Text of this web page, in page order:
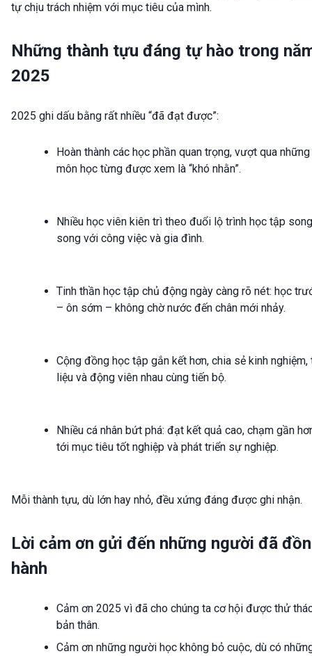
tự chịu trách nhiệm với mục tiêu của mình.
Những thành tựu đáng tự hào trong
2025
2025 ghi dấu bằng rất nhiều “đã đạt được”:
Hoàn thành các học phần quan trọng, vượt qua những
môn học từng được xem là “khó nhằn”.
Nhiều học viên kiên trì theo đuổi lộ trình học tập song
song với công việc và gia đình.
Tinh thần học tập chủ động ngày càng rõ nét: học
– ôn sớm – không chờ nước đến chân mới nhảy.
Cộng đồng học tập gắn kết hơn, chia sẻ kinh nghiệm,
liệu và động viên nhau cùng tiến bộ.
Nhiều cá nhân bứt phá: đạt kết quả cao, chạm gần
tới mục tiêu tốt nghiệp và phát triển sự nghiệp.
Mỗi thành tựu, dù lớn hay nhỏ, đều xứng đáng được ghi nhận.
Lời cảm ơn gửi đến những người đã
hành
Cảm ơn 2025 vì đã cho chúng ta cơ hội được thử
bản thân.
Cảm ơn những người học không bỏ cuộc, dù có